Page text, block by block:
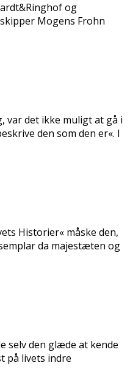
og
Mogens Frohn
var det ikke muligt at gå i
den som den er«. I
Historier« måske den,
da majestæten og
selv den glæde at kende
på livets indre